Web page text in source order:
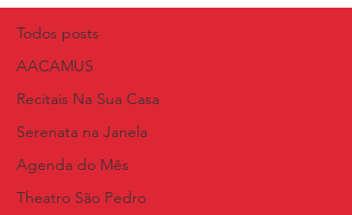
Todos posts
AACAMUS
Recitais Na Sua Casa
Serenata na Janela
Agenda do Mês
Theatro São Pedro